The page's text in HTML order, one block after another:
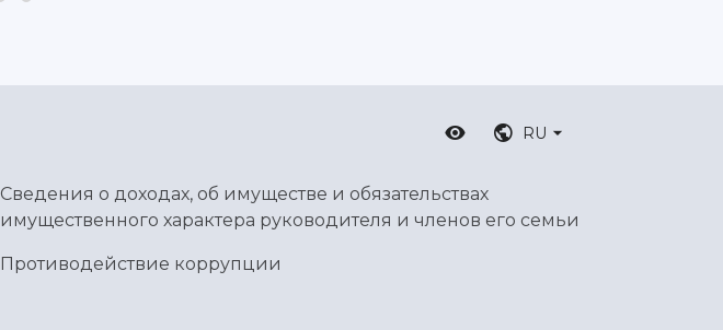
RU
Сведения о доходах, об имуществе и обязательствах
имущественного характера руководителя и членов его семьи
Противодействие коррупции